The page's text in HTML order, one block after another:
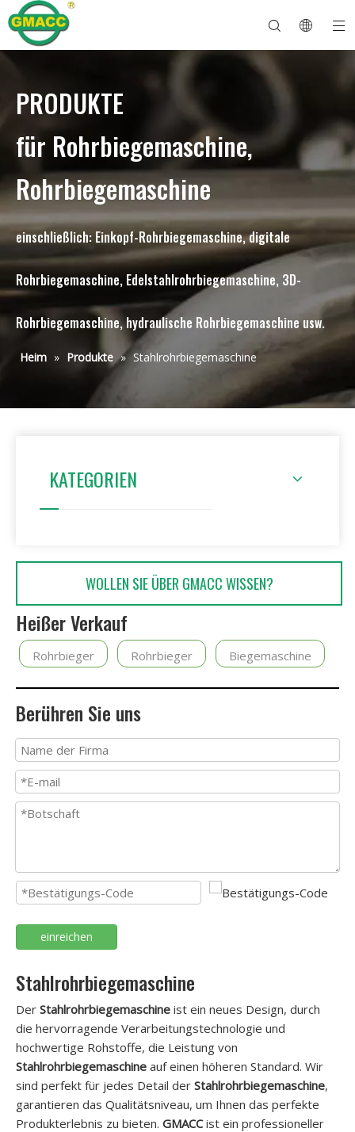
PRODUKTE
für Rohrbiegemaschine,
Rohrbiegemaschine
einschließlich: Einkopf-Rohrbiegemaschine, digitale
Rohrbiegemaschine, Edelstahlrohrbiegemaschine, 3D-
Rohrbiegemaschine, hydraulische Rohrbiegemaschine usw.
Heim » Produkte » Stahlrohrbiegemaschine
KATEGORIEN
WOLLEN SIE ÜBER GMACC WISSEN?
Heißer Verkauf
Rohrbieger Rohrbieger Biegemaschine
Berühren Sie uns
einreichen
Stahlrohrbiegemaschine
Der Stahlrohrbiegemaschine ist ein neues Design, durch
die hervorragende Verarbeitungstechnologie und
hochwertige Rohstoffe, die Leistung von
Stahlrohrbiegemaschine auf einen höheren Standard. Wir
sind perfekt für jedes Detail der Stahlrohrbiegemaschine,
garantieren das Qualitätsniveau, um Ihnen das perfekte
Produkterlebnis zu bieten. GMACCist ein professioneller